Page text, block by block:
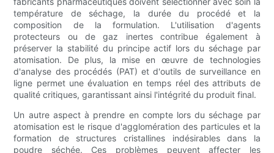
température de séchage, la durée du procédé et la
composition de la formulation. L'utilisation d'agents
protecteurs ou de gaz inertes contribue également à
préserver la stabilité du principe actif lors du séchage par
atomisation. De plus, la mise en œuvre de technologies
d'analyse des procédés (PAT) et d'outils de surveillance en
ligne permet une évaluation en temps réel des attributs de
qualité critiques, garantissant ainsi l'intégrité du produit final.
Un autre aspect à prendre en compte lors du séchage par
atomisation est le risque d'agglomération des particules et la
formation de structures cristallines indésirables dans la
poudre séchée. Ces problèmes peuvent affecter les